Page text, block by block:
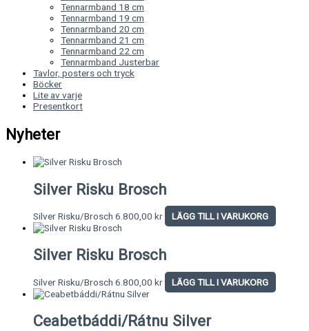
Tennarmband 18 cm
Tennarmband 19 cm
Tennarmband 20 cm
Tennarmband 21 cm
Tennarmband 22 cm
Tennarmband Justerbar
Tavlor, posters och tryck
Böcker
Lite av varje
Presentkort
Nyheter
Silver Risku Brosch
Silver Risku/Brosch 6.800,00 kr LÄGG TILL I VARUKORG
Silver Risku Brosch
Silver Risku/Brosch 6.800,00 kr LÄGG TILL I VARUKORG
Ceabetbáddi/Rátnu Silver